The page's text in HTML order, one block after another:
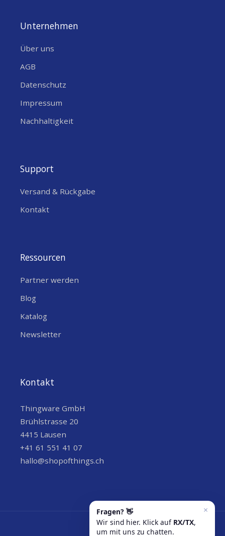
Unternehmen
Über uns
AGB
Datenschutz
Impressum
Nachhaltigkeit
Support
Versand & Rückgabe
Kontakt
Ressourcen
Partner werden
Blog
Katalog
Newsletter
Kontakt
Thingware GmbH
Brühlstrasse 20
4415 Lausen
+41 61 551 41 07
hallo@shopofthings.ch